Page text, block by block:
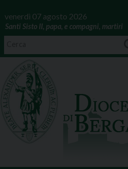
venerdì 07 agosto 2026
Santi Sisto II, papa, e compagni, martiri